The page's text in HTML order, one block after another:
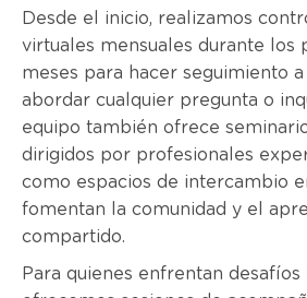
Desde el inicio, realizamos
virtuales mensuales durante los
meses para hacer seguimiento
abordar cualquier pregunta o
equipo también ofrece
dirigidos por profesionales
como espacios de intercambio
fomentan la comunidad y el
compartido.
Para quienes enfrentan desafíos